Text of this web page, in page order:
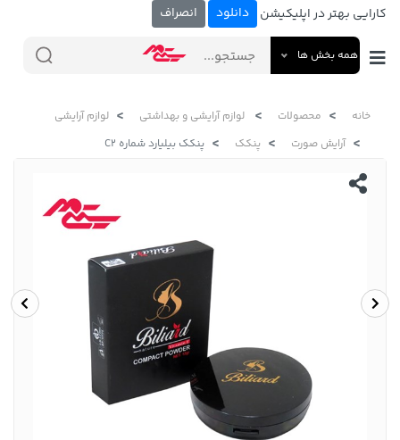
کارایی بهتر در اپلیکیشن دانلود انصراف
همه بخش ها
خانه محصولات لوازم آرایشی و بهداشتی
لوازم آرایشی
آرایش صورت
پنکک پنکک بیلیارد شماره C2